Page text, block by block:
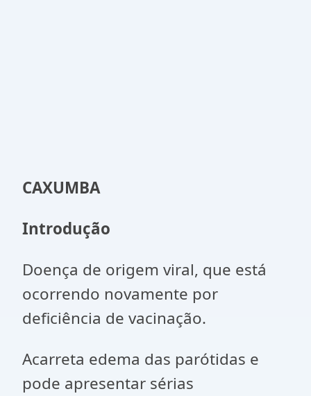
CAXUMBA
Introdução
Doença de origem viral, que está
ocorrendo novamente por
deficiência de vacinação.
Acarreta edema das parótidas e
pode apresentar sérias